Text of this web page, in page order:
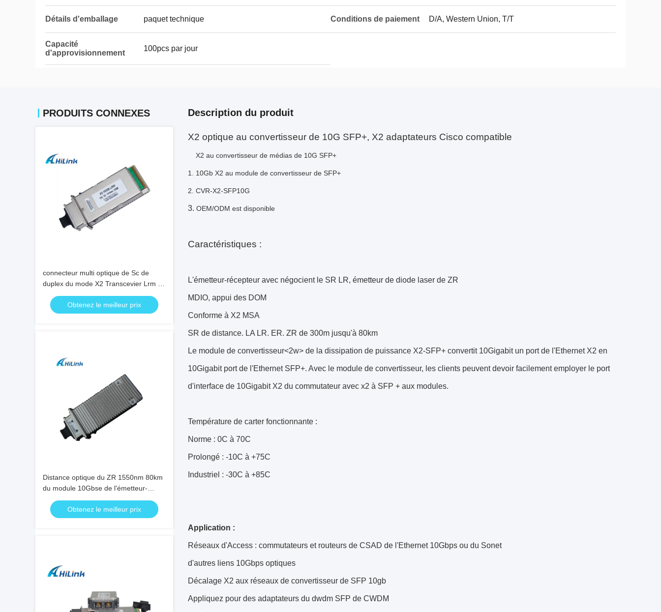
Détails d'emballage paquet technique Conditions de paiement D/A, Western Union, T/T
Capacité
d'approvisionnement
100pcs par jour
PRODUITS CONNEXES
connecteur multi optique de Sc de
duplex du mode X2 Transcevier Lrm de
l'émetteur-récepteur 10g de fibre de la
longueur d'onde 1310nm
Obtenez le meilleur prix
Distance optique du ZR 1550nm 80km
du module 10Gbse de l'émetteur-
récepteur X2 3 ans de garantie
Obtenez le meilleur prix
Description du produit
X2 optique au convertisseur de 10G SFP+, X2 adaptateurs Cisco compatible
X2 au convertisseur de médias de 10G SFP+
1. 10Gb X2 au module de convertisseur de SFP+
2. CVR-X2-SFP10G
3. OEM/ODM est disponible
Caractéristiques :
L'émetteur-récepteur avec négocient le SR LR, émetteur de diode laser de ZR
MDIO, appui des DOM
Conforme à X2 MSA
SR de distance. LA LR. ER. ZR de 300m jusqu'à 80km
Le module de convertisseur<2w> de la dissipation de puissance X2-SFP+ convertit 10Gigabit un port de l'Ethernet X2 en
10Gigabit port de l'Ethernet SFP+. Avec le module de convertisseur, les clients peuvent devoir facilement employer le port
d'interface de 10Gigabit X2 du commutateur avec x2 à SFP + aux modules.
Température de carter fonctionnante :
Norme : 0C à 70C
Prolongé : -10C à +75C
Industriel : -30C à +85C
Application :
Réseaux d'Access : commutateurs et routeurs de CSAD de l'Ethernet 10Gbps ou du Sonet
d'autres liens 10Gbps optiques
Décalage X2 aux réseaux de convertisseur de SFP 10gb
Appliquez pour des adaptateurs du dwdm SFP de CWDM